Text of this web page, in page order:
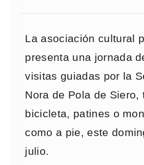
La asociación cultural
presenta una jornada
visitas guiadas por la
Nora de Pola de Siero,
bicicleta, patines o
como a pie, este
julio.